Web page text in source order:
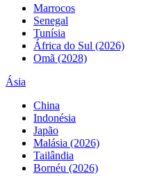
Marrocos
Senegal
Tunísia
África do Sul (2026)
Omã (2028)
Ásia
China
Indonésia
Japão
Malásia (2026)
Tailândia
Bornéu (2026)